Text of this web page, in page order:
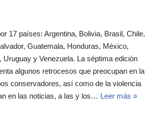
17 países: Argentina, Bolivia, Brasil, Chile,
Guatemala, Honduras, México,
y Venezuela. La séptima edición
algunos retrocesos que preocupan en la
conservadores, así como de la violencia
en las noticias, a las y los… Leer más »